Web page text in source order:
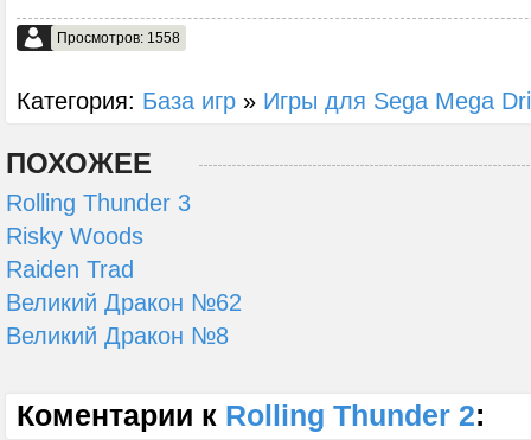
Просмотров: 1558
Категория: База игр » Игры для Sega Mega
ПОХОЖЕЕ
Rolling Thunder 3
Risky Woods
Raiden Trad
Великий Дракон №62
Великий Дракон №8
Коментарии к Rolling Thunder 2: